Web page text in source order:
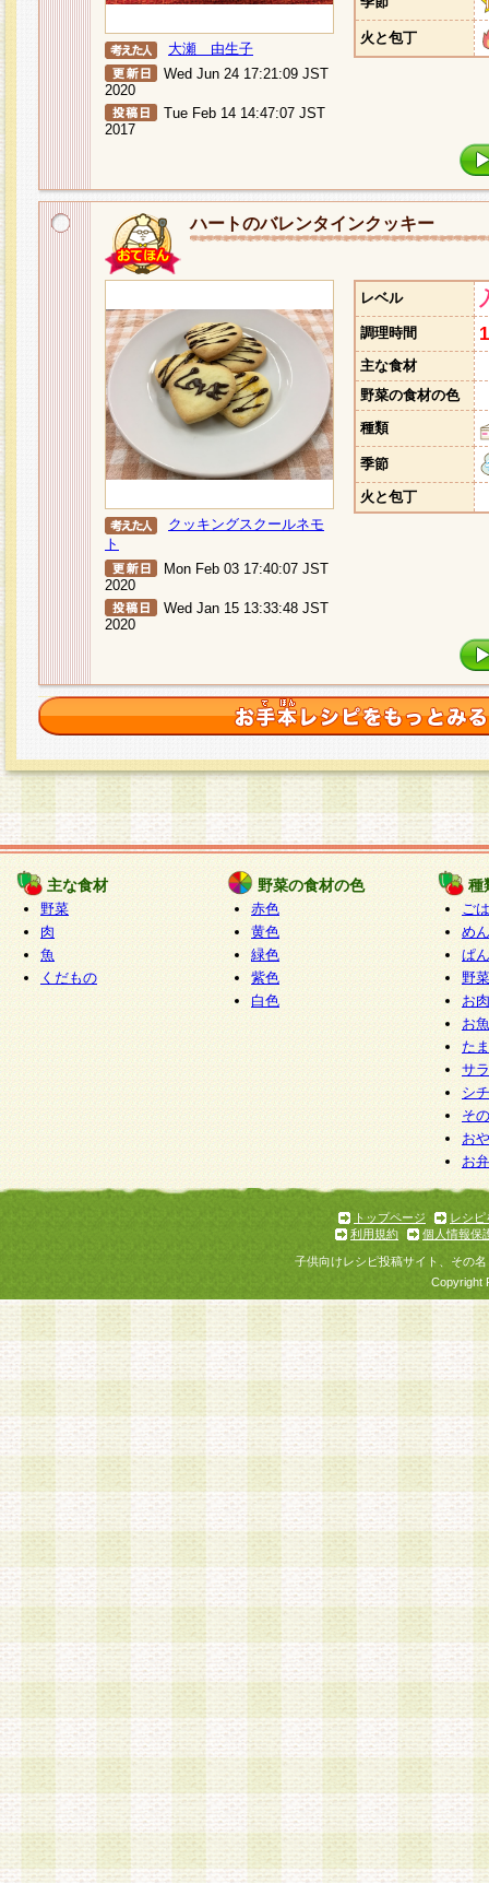
大瀬 由生子
Wed Jun 24 17:21:09 JST
2020
Tue Feb 14 14:47:07 JST
2017
火と包丁
ハートのバレンタインクッキー
クッキングスクールネモ
ト
Mon Feb 03 17:40:07 JST
2020
Wed Jan 15 13:33:48 JST
2020
レベル
調理時間
主な食材
野菜の食材の色
種類
季節
火と包丁
主な食材
野菜
肉
魚
くだもの
野菜の食材の色
赤色
黄色
緑色
紫色
白色
種
ご
めん
ぱん
野
お
お
た
サ
シ
そ
お
お
トップページ
レシピ
利用規約
個人情報保
子供向けレシピ投稿サイト、その
Copyright